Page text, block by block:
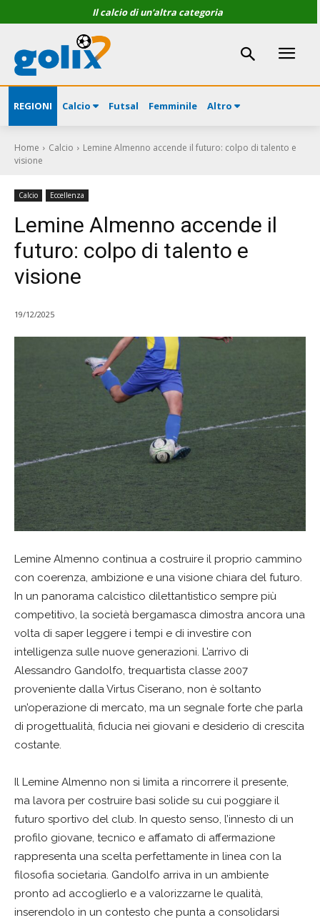
Il calcio di un'altra categoria
REGIONI Calcio Futsal Femminile Altro
Home Calcio
Lemine Almenno accende il futuro: colpo di talento e
visione
Calcio Eccellenza
Lemine Almenno accende il
futuro: colpo di talento e
visione
19/12/2025
Lemine Almenno continua a costruire il proprio cammino
con coerenza, ambizione e una visione chiara del futuro.
In un panorama calcistico dilettantistico sempre più
competitivo, la società bergamasca dimostra ancora una
volta di saper leggere i tempi e di investire con
intelligenza sulle nuove generazioni. L’arrivo di
Alessandro Gandolfo, trequartista classe 2007
proveniente dalla Virtus Ciserano, non è soltanto
un’operazione di mercato, ma un segnale forte che parla
di progettualità, fiducia nei giovani e desiderio di crescita
costante.
Il Lemine Almenno non si limita a rincorrere il presente,
ma lavora per costruire basi solide su cui poggiare il
futuro sportivo del club. In questo senso, l’innesto di un
profilo giovane, tecnico e affamato di affermazione
rappresenta una scelta perfettamente in linea con la
filosofia societaria. Gandolfo arriva in un ambiente
pronto ad accoglierlo e a valorizzarne le qualità,
inserendolo in un contesto che punta a consolidarsi